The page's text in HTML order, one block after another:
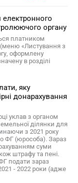
електронного
органу
платником
(меню «Листування з
оформлену
в розділі
яку
донарахування
уклав з органом
ділянки для
з 2021 року
ФГ (юрособа). Зараз
суми
штрафу та пені.
подати зараз
- 2022 роки (адже